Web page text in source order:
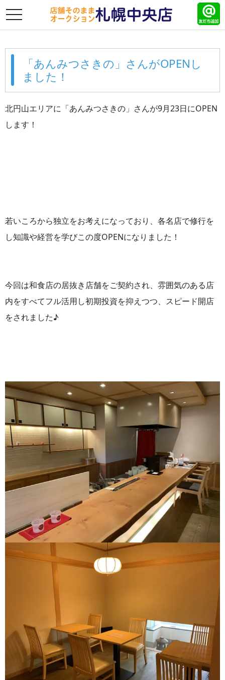
toggle
「あんみつさきの」さんがOPENし
ました！
北円山エリアに「あんみつさきの」さんが9月23日にOPEN
します！
若いころから独立をお考えになっており、各名店で修行を
し知識や経営を学びこの度OPENになりました！
今回は和食店の居抜き店舗をご契約され、雰囲気のある店
内をすべてフル活用し初期投資を抑えつつ、スピード開店
をされました♪